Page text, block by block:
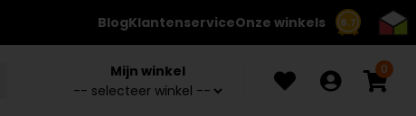
8.7
BlogKlantenserviceOnze winkels
Mijn winkel 0